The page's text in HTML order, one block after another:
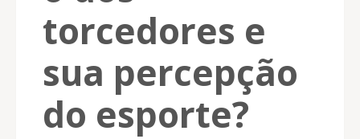
torcedores e
sua percepção
do esporte?